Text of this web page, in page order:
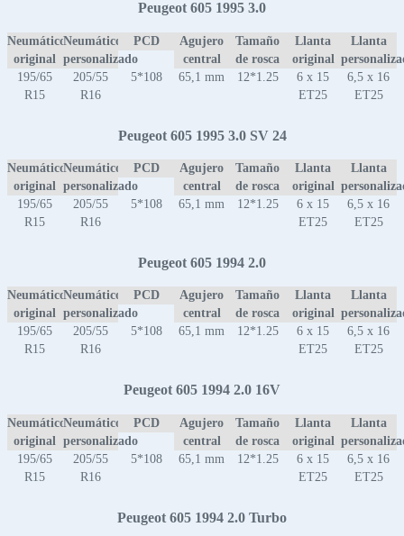
Peugeot 605 1995 3.0
Neumático
original
Neumático
personalizado
PCD
Agujero
central
Tamaño
de rosca
Llanta
original
Llanta
195/65
R15
205/55
R16
5*108 65,1 mm 12*1.25
6 x 15
ET25
6,5 x 16
ET25
Peugeot 605 1995 3.0 SV 24
Neumático
original
Neumático
personalizado
PCD
Agujero
central
Tamaño
de rosca
Llanta
original
Llanta
195/65
R15
205/55
R16
5*108 65,1 mm 12*1.25
6 x 15
ET25
6,5 x 16
ET25
Peugeot 605 1994 2.0
Neumático
original
Neumático
personalizado
PCD
Agujero
central
Tamaño
de rosca
Llanta
original
Llanta
195/65
R15
205/55
R16
5*108 65,1 mm 12*1.25
6 x 15
ET25
6,5 x 16
ET25
Peugeot 605 1994 2.0 16V
Neumático
original
Neumático
personalizado
PCD
Agujero
central
Tamaño
de rosca
Llanta
original
Llanta
195/65
R15
205/55
R16
5*108 65,1 mm 12*1.25
6 x 15
ET25
6,5 x 16
ET25
Peugeot 605 1994 2.0 Turbo